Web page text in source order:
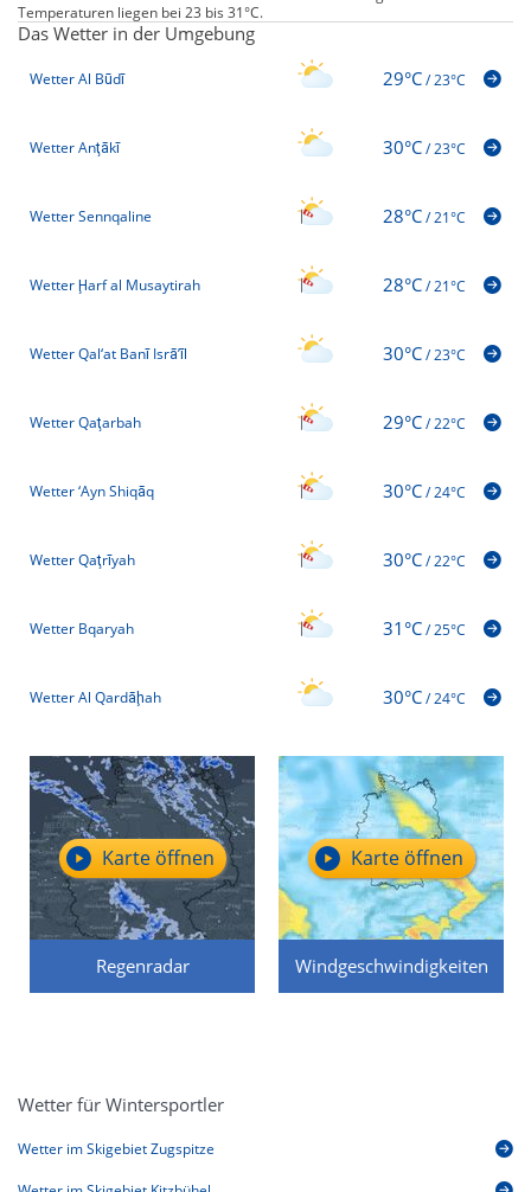
Temperaturen liegen bei 23 bis 31°C.
Das Wetter in der Umgebung
Wetter Al Būdī 29°C/23°C
Wetter Anţākī 30°C/23°C
Wetter Sennqaline 28°C/21°C
Wetter Ḩarf al Musaytirah 28°C/21°C
Wetter Qal‘at Banī Isrā’īl 30°C/23°C
Wetter Qaţarbah 29°C/22°C
Wetter ‘Ayn Shiqāq 30°C/24°C
Wetter Qaţrīyah 30°C/22°C
Wetter Bqaryah 31°C/25°C
Wetter Al Qardāḩah 30°C/24°C
Regenradar
Karte öffnen
Windgeschwindigkeiten
Karte öffnen
Wetter für Wintersportler
Wetter im Skigebiet Zugspitze